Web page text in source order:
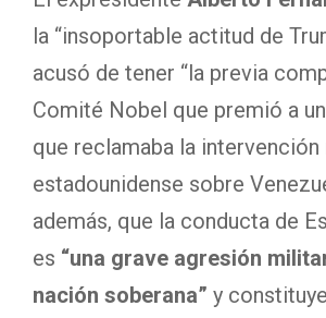
la “insoportable actitud de
acusó de tener “la previa
Comité Nobel que premió a
que reclamaba la
estadounidense sobre
además, que la conducta de
es “una grave agresión
nación soberana” y constituye